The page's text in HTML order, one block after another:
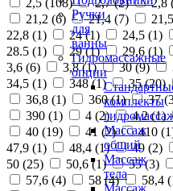
Ручки
для
ванны
Гидромассажные
опции
комплекты
Массаж
общий
Массаж
тела
21,2 (6) 21,4 (7)
22,8 (1) 24 (1) 24,5 (1)
28.5 (1) 29 (1) 29,6 (1)
3,6 (6) 3,8 (1) 30 (9)
34,5 (1) 348 (1) 35 (20)
36,8 (1) 360 (1) 37 (
390 (1) 4 (2) 4,2 (1)
40 (19) 41 (2) 410 (1
47,9 (1) 48,4 (1) 49 (2)
50 (25) 50,6 (1) 55 (3)
57,6 (4) 58 (4) 58,4 (